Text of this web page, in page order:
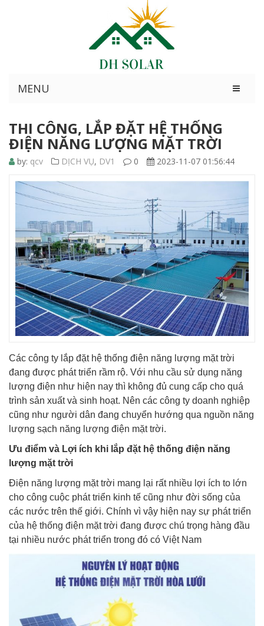
MENU
THI CÔNG, LẮP ĐẶT HỆ THỐNG
ĐIỆN NĂNG LƯỢNG MẶT TRỜI
by: qcv DỊCH VỤ, DV1 0 2023-11-07 01:56:44
Các công ty lắp đặt hệ thống điện năng lượng mặt trời
đang được phát triển rầm rộ. Với nhu cầu sử dụng năng
lượng điện như hiện nay thì không đủ cung cấp cho quá
trình sản xuất và sinh hoạt. Nên các công ty doanh nghiệp
cũng như người dân đang chuyển hướng qua nguồn năng
lượng sạch năng lượng điện mặt trời.
Ưu điểm và Lợi ích khi lắp đặt hệ thống điện năng
lượng mặt trời
Điện năng lượng mặt trời mang lại rất nhiều lợi ích to lớn
cho công cuộc phát triển kinh tế cũng như đời sống của
các nước trên thế giới. Chính vì vậy hiện nay sự phát triển
của hệ thống điện mặt trời đang được chú trọng hàng đầu
tại nhiều nước phát triển trong đó có Việt Nam